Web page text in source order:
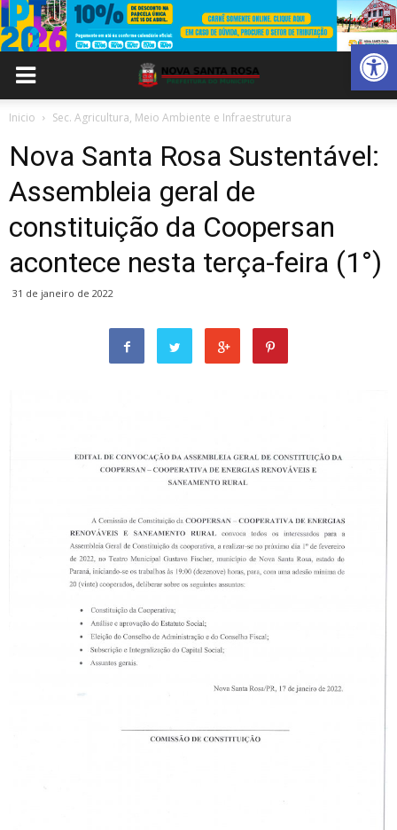
Abrir
Inicio Sec. Agricultura, Meio Ambiente e Infraestrutura
Nova Santa Rosa Sustentável:
Assembleia geral de
constituição da Coopersan
acontece nesta terça-feira (1°)
31 de janeiro de 2022